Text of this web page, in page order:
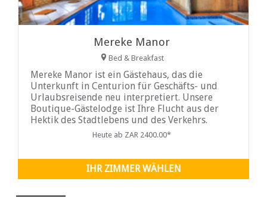
Mereke Manor
Bed & Breakfast
Mereke Manor ist ein Gästehaus, das die
Unterkunft in Centurion für Geschäfts- und
Urlaubsreisende neu interpretiert. Unsere
Boutique-Gästelodge ist Ihre Flucht aus der
Hektik des Stadtlebens und des Verkehrs.
Heute ab ZAR 2400.00*
IHR ZIMMER WÄHLEN